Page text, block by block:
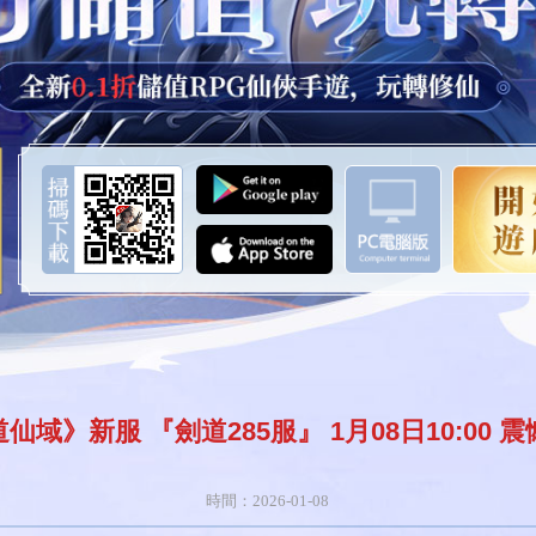
仙域》新服 『劍道285服』 1月08日10:00 震
時間：2026-01-08